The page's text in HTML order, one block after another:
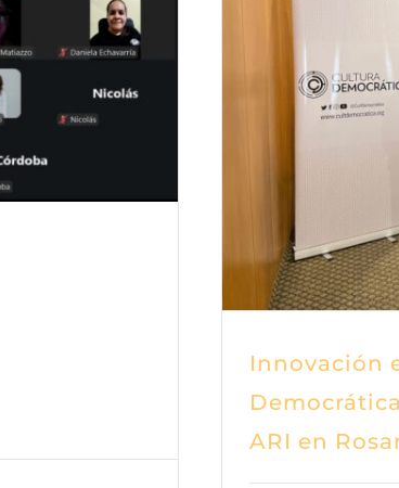
Innovación
ARI en